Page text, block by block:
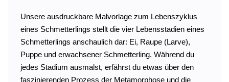
Unsere ausdruckbare Malvorlage zum Lebenszyklus
eines Schmetterlings stellt die vier Lebensstadien eines
Schmetterlings anschaulich dar: Ei, Raupe (Larve),
Puppe und erwachsener Schmetterling. Während du
jedes Stadium ausmalst, erfährst du etwas über den
faszinierenden Prozess der Metamorphose und die